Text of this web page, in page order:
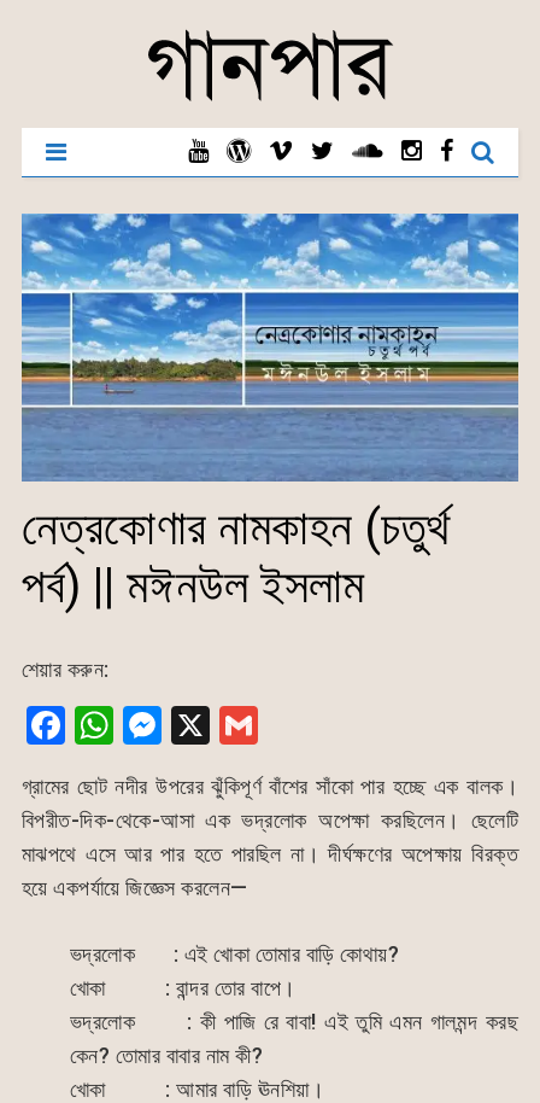
নেত্রকোণার নামকাহন (চতুর্থ
পর্ব) || মঈনউল ইসলাম
শেয়ার করুন:
F
c
e
b
o
k
W
h
at
s
A
p
M
s
s
e
g
er
X G
m
ai
l
গ্রামের ছোট নদীর উপরের ঝুঁকিপূর্ণ বাঁশের সাঁকো পার হচ্ছে এক বালক।
বিপরীত-দিক-থেকে-আসা এক ভদ্রলোক অপেক্ষা করছিলেন। ছেলেটি
মাঝপথে এসে আর পার হতে পারছিল না। দীর্ঘক্ষণের অপেক্ষায় বিরক্ত
হয়ে একপর্যায়ে জিজ্ঞেস করলেন—
ভদ্রলোক : এই খোকা তোমার বাড়ি কোথায়?
খোকা : বান্দর তোর বাপে।
ভদ্রলোক : কী পাজি রে বাবা! এই তুমি এমন গালমন্দ করছ
কেন? তোমার বাবার নাম কী?
খোকা : আমার বাড়ি ঊনশিয়া।